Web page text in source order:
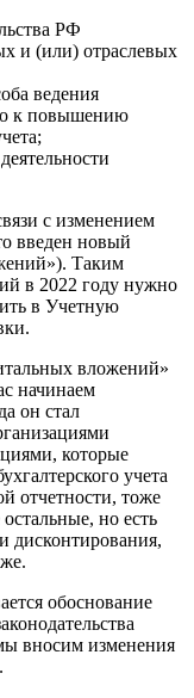
РФ
и (или) отраслевых
ведения
к повышению
с изменением
введен новый
Таким
в 2022 году нужно
в Учетную
вложений»
начинаем
он стал
которые
учета
отчетности, тоже
но есть
дисконтирования,
обоснование
вносим изменения